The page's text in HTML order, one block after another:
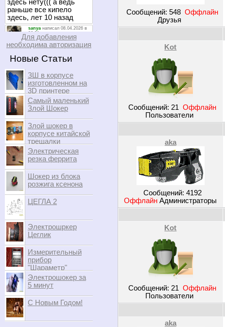
Для добавления
необходима авторизация
Новые Статьи
ЗШ в корпусе
изготовленном на
3D принтере
Самый маленький
Злой Шокер
Злой шокер в
корпусе китайской
трещалки
Электрическая
резка феррита
Шокер из блока
розжига ксенона
ЦЕГЛА 2
Электрошркер
Цеглик
Измерительный
прибор
"Шараметр"
Электрошокер за
5 минут
С Новым Годом!
Сообщений:548 Оффлайн
Друзья
Kot
Сообщений: 21 Оффлайн
Пользователи
aka
Сообщений: 4192
Оффлайн Администраторы
Kot
Сообщений: 21 Оффлайн
Пользователи
aka